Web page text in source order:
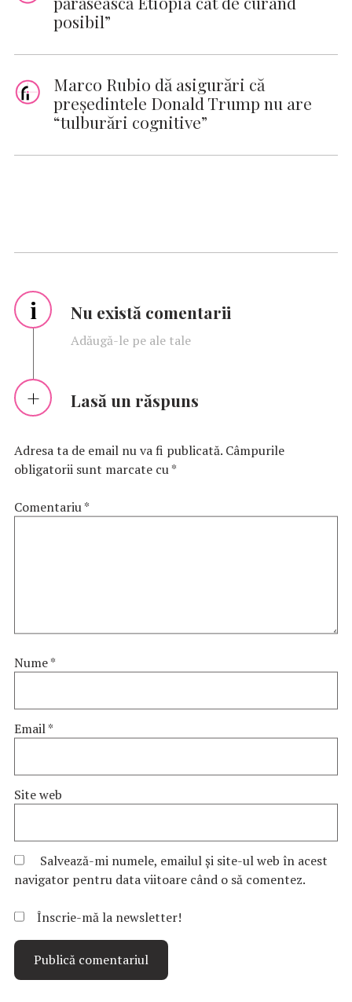
posibil”
Marco Rubio dă asigurări că
preşedintele Donald Trump nu are
“tulburări cognitive”
i Nu există comentarii
Adăugă-le pe ale tale
Lasă un răspuns
Adresa ta de email nu va fi publicată. Câmpurile
obligatorii sunt marcate cu*
Comentariu*
Nume*
Email*
Site web
Salvează-mi numele, emailul și site-ul web în acest
navigator pentru data viitoare când o să comentez.
Înscrie-mă la newsletter!